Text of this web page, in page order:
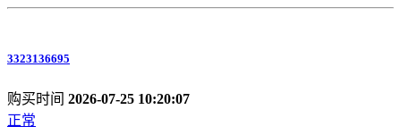
3323136695
购买时间 2026-07-25 10:20:07
正常